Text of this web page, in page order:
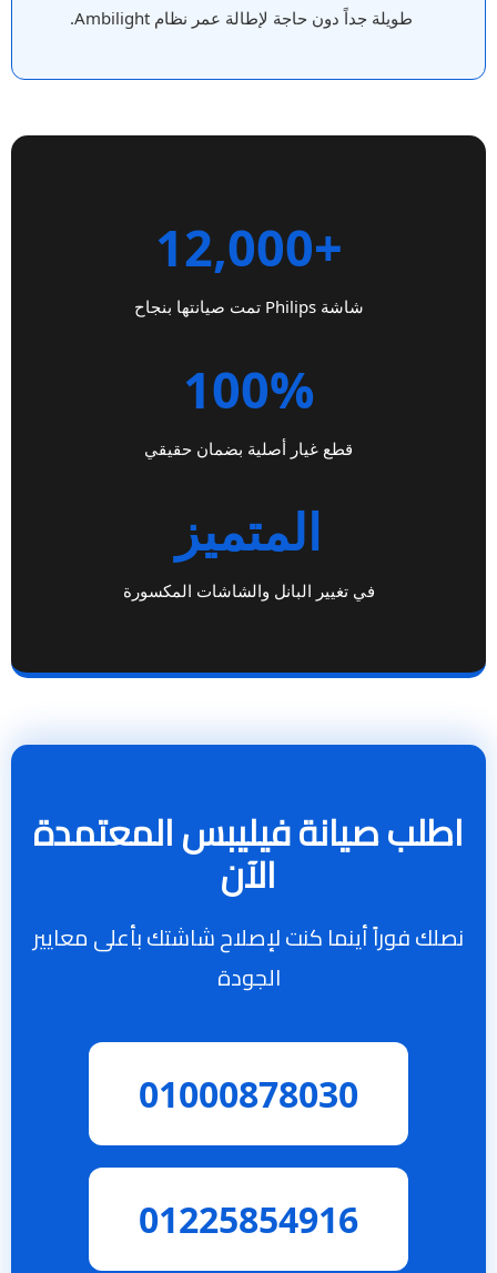
طويلة جداً دون حاجة لإطالة عمر نظام Ambilight.
+12,000
شاشة Philips تمت صيانتها بنجاح
100%
قطع غيار أصلية بضمان حقيقي
المتميز
في تغيير البانل والشاشات المكسورة
اطلب صيانة فيليبس المعتمدة
الآن
نصلك فوراً أينما كنت لإصلاح شاشتك بأعلى معايير
الجودة
01000878030
01225854916